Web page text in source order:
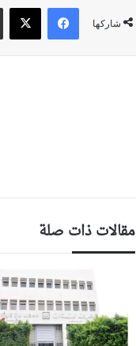
شاركها
فيسبوك ‫X
مقالات ذات صلة